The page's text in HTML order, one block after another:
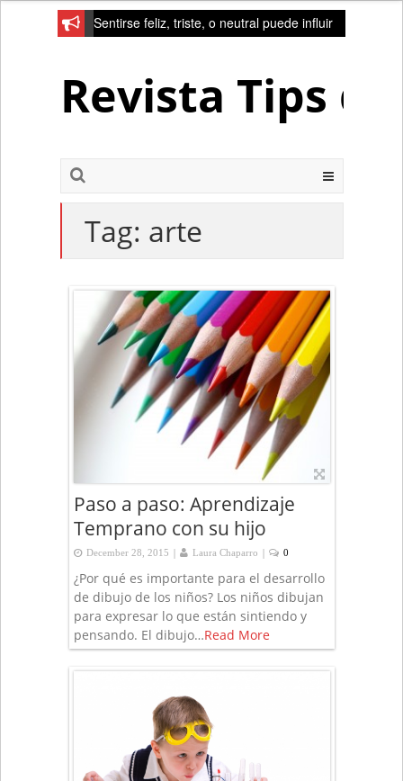
Sentirse feliz, triste, o neutral puede influir
Revista Tips
Tag: arte
Paso a paso: Aprendizaje
Temprano con su hijo
December 28, 2015 | Laura Chaparro | 0
¿Por qué es importante para el desarrollo
de dibujo de los niños? Los niños dibujan
para expresar lo que están sintiendo y
pensando. El dibujo…Read More